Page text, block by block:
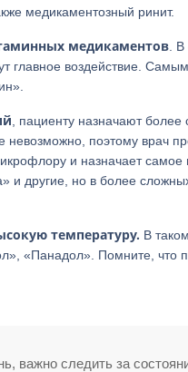
медикаментозный ринит.
медикаментов .
главное воздействие.
, пациенту назначают
поэтому врач
и назначает
другие, но в более
температуру. В
«Панадол». Помните, что
важно следить за